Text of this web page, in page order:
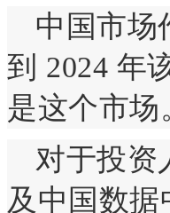
中国市场
到 2024 年
是这个市场
对于投资
及中国数